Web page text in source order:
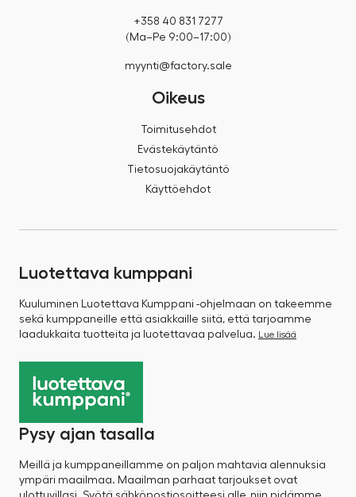
+358 40 831 7277
(Ma–Pe 9:00–17:00)
myynti@factory.sale
Oikeus
Toimitusehdot
Evästekäytäntö
Tietosuojakäytäntö
Käyttöehdot
Luotettava kumppani
Kuuluminen Luotettava Kumppani -ohjelmaan on takeemme
sekä kumppaneille että asiakkaille siitä, että tarjoamme
laadukkaita tuotteita ja luotettavaa palvelua. Lue lisää
Pysy ajan tasalla
Meillä ja kumppaneillamme on paljon mahtavia alennuksia
ympäri maailmaa. Maailman parhaat tarjoukset ovat